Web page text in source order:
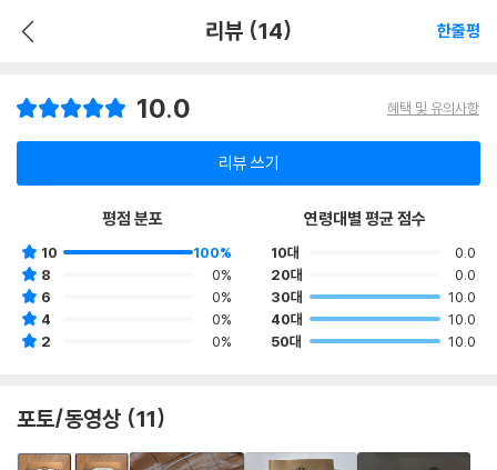
리뷰 (14) 한줄평
10.0 혜택 및 유의사항
리뷰 쓰기
평점 분포
10
100%
8
0%
6
0%
4
0%
2
0%
연령대별 평균 점수
10대
0.0
20대
0.0
30대
10.0
40대
10.0
50대
10.0
포토/동영상 (11)